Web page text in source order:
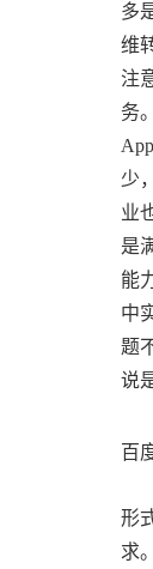
多
维
注
务
少
业
是
能
中
题
说
百
形
求。